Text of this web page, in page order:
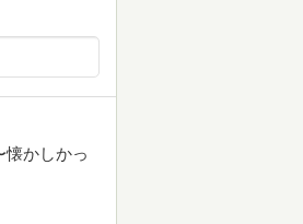
かしかっ